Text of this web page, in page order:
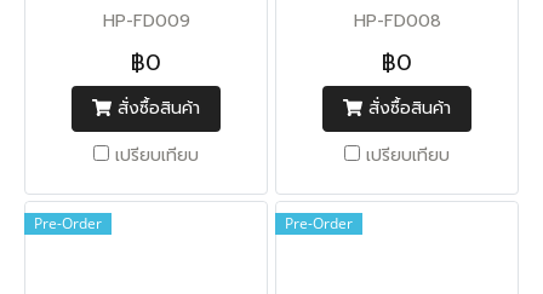
HP-FD009
฿0
สั่งซื้อสินค้า
เปรียบเทียบ
HP-FD008
฿0
สั่งซื้อสินค้า
เปรียบเทียบ
Pre-Order Pre-Order